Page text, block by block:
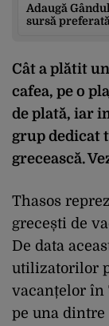
Adaugă
sursă preferată
Cât a plătit
cafea, pe o
de plată, iar
grup dedicat
grecească.
Thasos
grecești de
De data
utilizatorilor
vacanțelor în
pe una dintre